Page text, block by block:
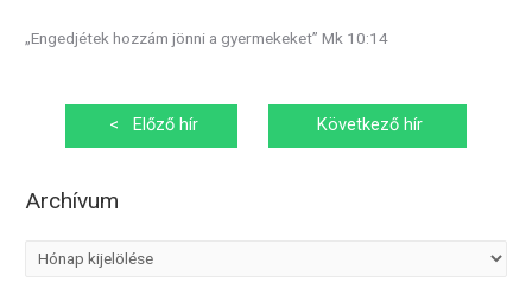
„Engedjétek hozzám jönni a gyermekeket” Mk 10:14
Bejegyzés
navigáció
< Előző hír
Következő hír
Archívum